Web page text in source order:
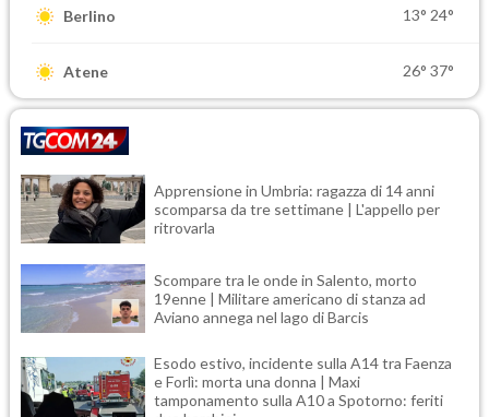
Berlino 13° 24°
Atene 26° 37°
Apprensione in Umbria: ragazza di 14 anni
scomparsa da tre settimane | L'appello per
ritrovarla
Scompare tra le onde in Salento, morto
19enne | Militare americano di stanza ad
Aviano annega nel lago di Barcis
Esodo estivo, incidente sulla A14 tra Faenza
e Forlì: morta una donna | Maxi
tamponamento sulla A10 a Spotorno: feriti